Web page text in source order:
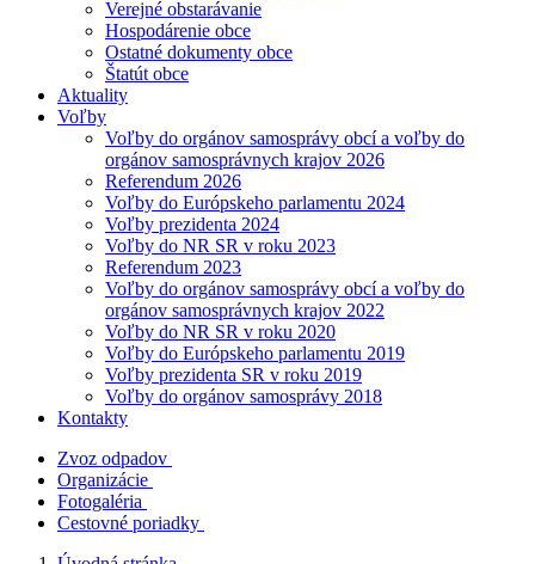
Verejné obstarávanie
Hospodárenie obce
Ostatné dokumenty obce
Štatút obce
Aktuality
Voľby
Voľby do orgánov samosprávy obcí a voľby do
orgánov samosprávnych krajov 2026
Referendum 2026
Voľby do Európskeho parlamentu 2024
Voľby prezidenta 2024
Voľby do NR SR v roku 2023
Referendum 2023
Voľby do orgánov samosprávy obcí a voľby do
orgánov samosprávnych krajov 2022
Voľby do NR SR v roku 2020
Voľby do Európskeho parlamentu 2019
Voľby prezidenta SR v roku 2019
Voľby do orgánov samosprávy 2018
Kontakty
Zvoz odpadov
Organizácie
Fotogaléria
Cestovné poriadky